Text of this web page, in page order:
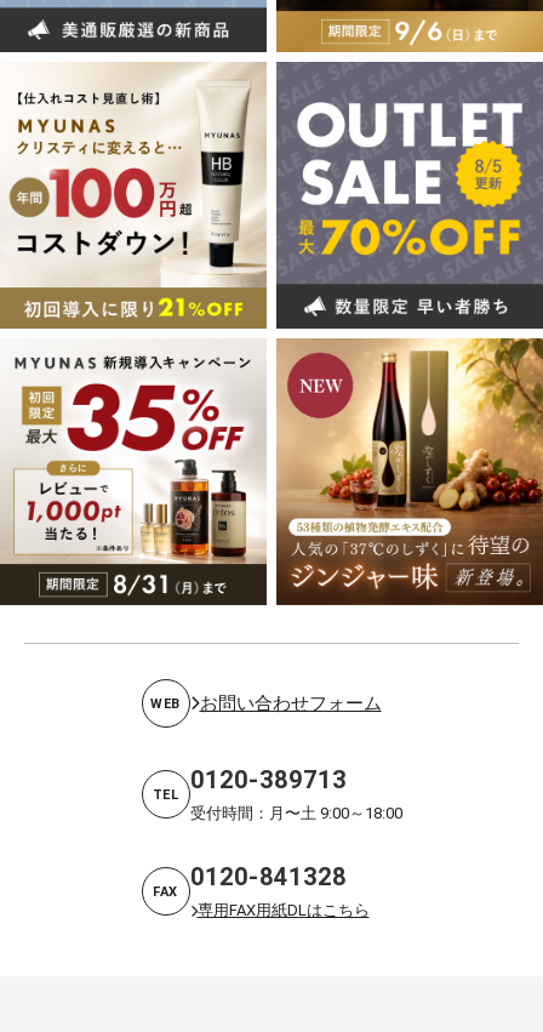
WEB お問い合わせフォーム
TEL 0120-389713
受付時間：月〜土 9:00～18:00
FAX 0120-841328
専用FAX用紙DLはこちら